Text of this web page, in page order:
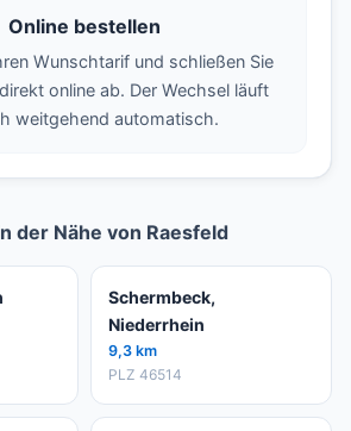
Online bestellen
Wunschtarif und schließen Sie
online ab. Der Wechsel läuft
weitgehend automatisch.
der Nähe von Raesfeld
Schermbeck,
Niederrhein
9,3 km
PLZ 46514